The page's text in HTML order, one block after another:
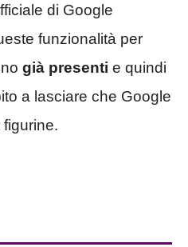
di Google
funzionalità per
già presenti e quindi
a lasciare che Google